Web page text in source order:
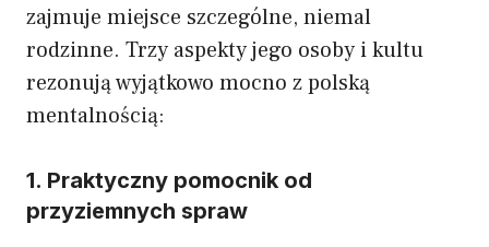
zajmuje miejsce szczególne, niemal
rodzinne. Trzy aspekty jego osoby i kultu
rezonują wyjątkowo mocno z polską
mentalnością:
1. Praktyczny pomocnik od
przyziemnych spraw